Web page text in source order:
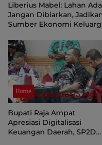
Liberius Mabel: Lahan
Jangan Dibiarkan,
Sumber Ekonomi
Home
Bupati Raja Ampat
Apresiasi Digitalisasi
Keuangan Daerah, SP2D